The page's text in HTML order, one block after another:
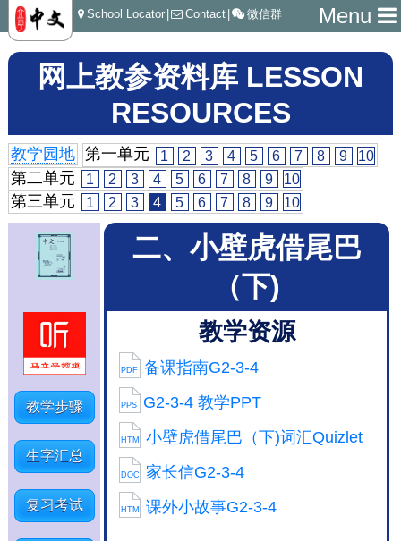
Menu
School Locator Contact 微信群
网上教参资料库 LESSON
RESOURCES
教学园地 第一单元 1 2 3 4 5 6 7 8 9 10
第二单元 1 2 3 4 5 6 7 8 9 10
第三单元 1 2 3 4 5 6 7 8 9 10
教学步骤
生字汇总
复习考试
二、小壁虎借尾巴
（下)
教学资源
PDF 备课指南G2-3-4
PPS G2-3-4 教学PPT
HTM 小壁虎借尾巴（下)词汇Quizlet
DOC 家长信G2-3-4
HTM 课外小故事G2-3-4